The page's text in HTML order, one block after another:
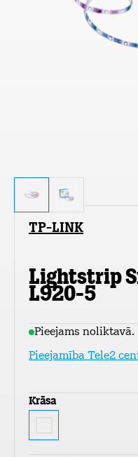
TP-LINK
Lightstrip
L920-5
Pieejams noliktavā.
Pieejamība Tele2
Krāsa